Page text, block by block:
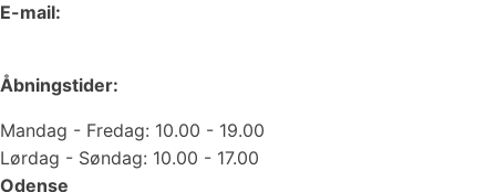
E-mail:
Åbningstider:
Mandag - Fredag: 10.00 - 19.00
Lørdag - Søndag: 10.00 - 17.00
Odense